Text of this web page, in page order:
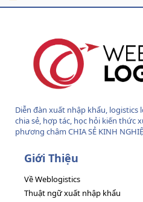
Diễn đàn xuất nhập khẩu,
chia sẻ, hợp tác, học hỏi kiến thức
phương châm CHIA SẺ KINH
Giới Thiệu
Về Weblogistics
Thuật ngữ xuất nhập khẩu